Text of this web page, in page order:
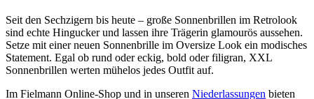
Seit den Sechzigern bis heute – große Sonnenbrillen im Retrolook
sind echte Hingucker und lassen ihre Trägerin glamourös aussehen.
Setze mit einer neuen Sonnenbrille im Oversize Look ein modisches
Statement. Egal ob rund oder eckig, bold oder filigran, XXL
Sonnenbrillen werten mühelos jedes Outfit auf.
Im Fielmann Online-Shop und in unseren Niederlassungen bieten